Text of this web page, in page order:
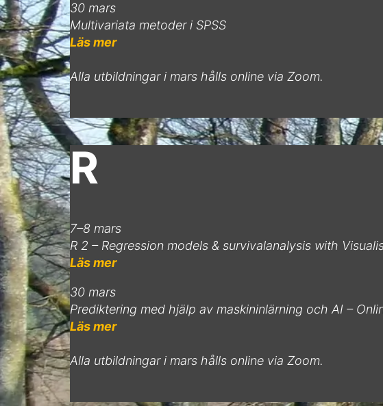
30 mars
Multivariata metoder i SPSS
Läs mer
Alla utbildningar i mars hålls online via Zoom.
R
7–8 mars
R 2 – Regression models & survivalanalysis with
Läs mer
30 mars
Prediktering med hjälp av maskininlärning och AI –
Läs mer
Alla utbildningar i mars hålls online via Zoom.